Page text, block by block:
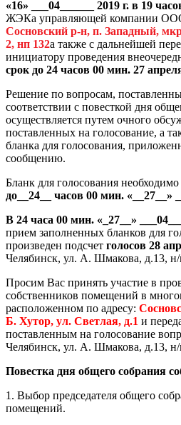
«16» ___04______ 2019 г. в 19
ЖЭКа управляющей компании
Сосновский р-н, п. Западный,
2, нп 132а также с дальнейшей
инициатору проведения
срок до 24 часов 00 мин. 27
Решение по вопросам,
соответствии с повесткой дня
осуществляется путем очного
поставленных на голосование, а
бланка для голосования,
сообщению.
Бланк для голосования необходимо
до__24__ часов 00 мин. «__27__»
В 24 часа 00 мин. «_27__»
прием заполненных бланков для
произведен подсчет голосов 28
Челябинск, ул. А. Шмакова, д.13,
Просим Вас принять участие в
собственников помещений в
расположенном по адресу:
Б. Хутор, ул. Светлая, д.1 и
поставленным на голосование
Челябинск, ул. А. Шмакова, д.13,
Повестка дня общего собрания
1. Выбор председателя общего
помещений.